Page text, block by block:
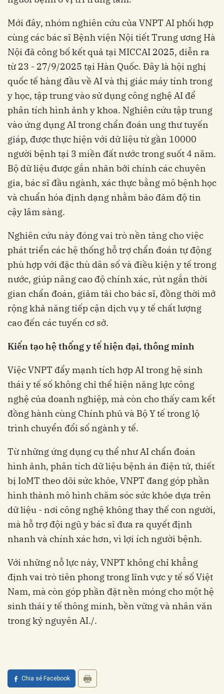
Mới đây, nhóm nghiên cứu của VNPT AI phối hợp
cùng các bác sĩ Bệnh viện Nội tiết Trung ương Hà
Nội đã công bố kết quả tại MICCAI 2025, diễn ra
từ 23 - 27/9/2025 tại Hàn Quốc. Đây là hội nghị
quốc tế hàng đầu về AI và thị giác máy tính trong
y học, tập trung vào sử dụng công nghệ AI để
phân tích hình ảnh y khoa. Nghiên cứu tập trung
vào ứng dụng AI trong chẩn đoán ung thư tuyến
giáp, được thực hiện với dữ liệu từ gần 10000
người bệnh tại 3 miền đất nước trong suốt 4 năm.
Bộ dữ liệu được gắn nhãn bởi chính các chuyên
gia, bác sĩ đầu ngành, xác thực bằng mô bệnh học
và chuẩn hóa định dạng nhằm bảo đảm độ tin
cậy lâm sàng.
Nghiên cứu này đóng vai trò nền tảng cho việc
phát triển các hệ thống hỗ trợ chẩn đoán tự động
phù hợp với đặc thù dân số và điều kiện y tế trong
nước, giúp nâng cao độ chính xác, rút ngắn thời
gian chẩn đoán, giảm tải cho bác sĩ, đồng thời mở
rộng khả năng tiếp cận dịch vụ y tế chất lượng
cao đến các tuyến cơ sở.
Kiến tạo hệ thống y tế hiện đại, thông minh
Việc VNPT đẩy mạnh tích hợp AI trong hệ sinh
thái y tế số không chỉ thể hiện năng lực công
nghệ của doanh nghiệp, mà còn cho thấy cam kết
đồng hành cùng Chính phủ và Bộ Y tế trong lộ
trình chuyển đổi số ngành y tế.
Từ những ứng dụng cụ thể như AI chẩn đoán
hình ảnh, phân tích dữ liệu bệnh án điện tử, thiết
bị IoMT theo dõi sức khỏe, VNPT đang góp phần
hình thành mô hình chăm sóc sức khỏe dựa trên
dữ liệu - nơi công nghệ không thay thế con người,
mà hỗ trợ đội ngũ y bác sĩ đưa ra quyết định
nhanh và chính xác hơn, vì lợi ích người bệnh.
Với những nỗ lực này, VNPT không chỉ khẳng
định vai trò tiên phong trong lĩnh vực y tế số Việt
Nam, mà còn góp phần đặt nền móng cho một hệ
sinh thái y tế thông minh, bền vững và nhân văn
trong kỷ nguyên AI./.
Chia sẻ Facebook